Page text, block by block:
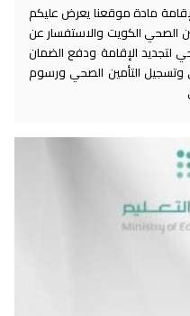
مادة موقعنا يعرض عليكم
الصحي الكويت والاستفسار عن
لتجديد الإقامة ودفع الضمان
التأمين الصحي ورسوم